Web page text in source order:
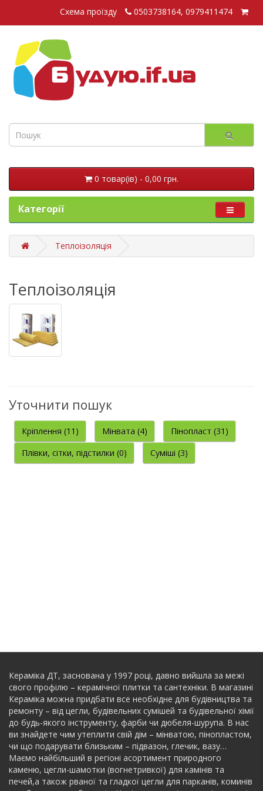
Схема проїзду 0503738164, 0979411474
0 товар(ів) - 0,00 грн.
Категорії
Теплоізоляція
Теплоізоляція
Уточнити пошук
Кріплення (11) Мінвата (4)
Пінопласт (31)
Плівки, сітки, підстилки (0)
Суміші (3)
Кераміка ДТ, заснована у 1997 році, давно вийшла за межі
свого профілю – керамічної плитки та сантехніки. В магазині
Кераміка можна придбати все необхідне для будівництва та
ремонту – від цегли, будівельних сумішей та будівельної хімії
до будь-якого інструменту, фарби чи дюбеля-шурупа. В нас
ви знайдете чим утеплити свій дім – мінватою, пінопластом,
чи що подарувати близьким – підвазон, глечик, вазу…
Маємо найбільший в регіоні асортимент природного
каменю, цегли-шамотки (вогнетривкої) для камінів та
печей,а також рваної та гладкої цегли для парканів, коминів